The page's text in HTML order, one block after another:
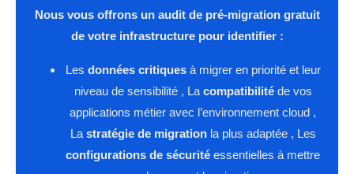
Nous vous offrons un audit de pré-migration gratuit
de votre infrastructure pour identifier :
Les données critiquesà migrer en priorité et leur
niveau de sensibilité , La compatibilitéde vos
applications métier avec l’environnement cloud ,
La stratégie de migrationla plus adaptée , Les
configurations de sécurité essentielles à mettre